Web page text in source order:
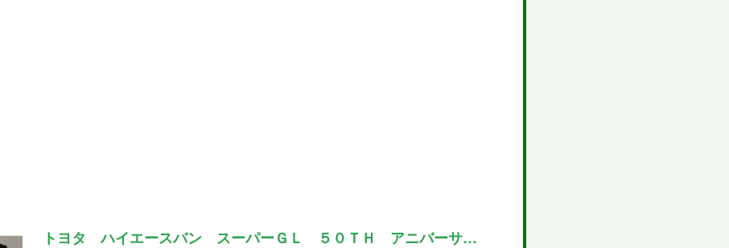
トヨタ ハイエースバン スーパーＧＬ ５０ＴＨ アニバーサリーリミテッド ★モデリスタエアロ★ディーゼル４ＷＤ★両側パワスラ★ＥＴＣ２．０★ドライブレコーダー★バックカメラ★フルセグＢＴナビ★新品ファ